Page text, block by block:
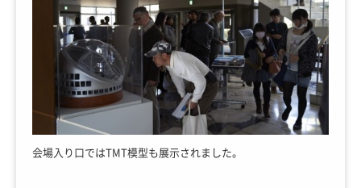
会場入り口ではTMT模型も展示されました。